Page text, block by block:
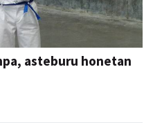
asteburu honetan